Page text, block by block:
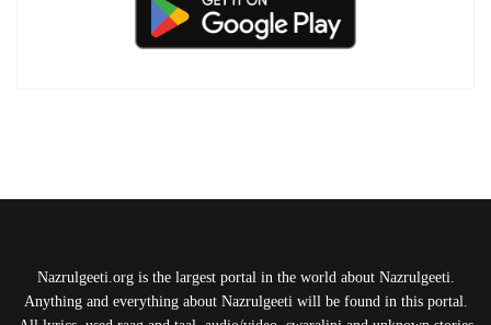
Nazrulgeeti.org is the largest portal in the world about Nazrulgeeti.
Anything and everything about Nazrulgeeti will be found in this portal.